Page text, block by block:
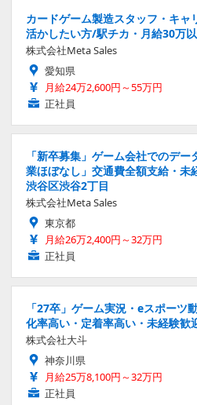
カードゲーム製造スタッフ・キャ
活かしたい方/駅チカ・月給30万
株式会社Meta Sales
愛知県
月給24万2,600円～55万円
正社員
「新卒募集」ゲーム会社でのデ
業ほぼなし」交通費全額支給・
渋谷区渋谷2丁目
株式会社Meta Sales
東京都
月給26万2,400円～32万円
正社員
「27卒」ゲーム実況・eスポーツ
化率高い・定着率高い・未経験歓
株式会社大斗
神奈川県
月給25万8,100円～32万円
正社員